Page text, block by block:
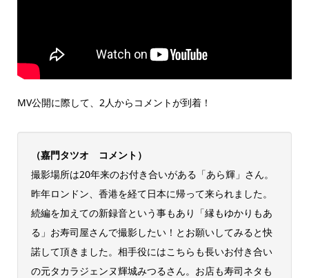
MV公開に際して、2人からコメントが到着！
（嘉門タツオ コメント）
撮影場所は20年来のお付き合いがある「あら輝」さん。
昨年ロンドン、香港を経て日本に帰って来られました。
続編を加えての新録音という事もあり「縁もゆかりもあ
る」お寿司屋さんで撮影したい！とお願いしてみると快
諾して頂きました。相手役にはこちらも長いお付き合い
の元タカラジェンヌ輝城みつるさん。お店も寿司ネタも